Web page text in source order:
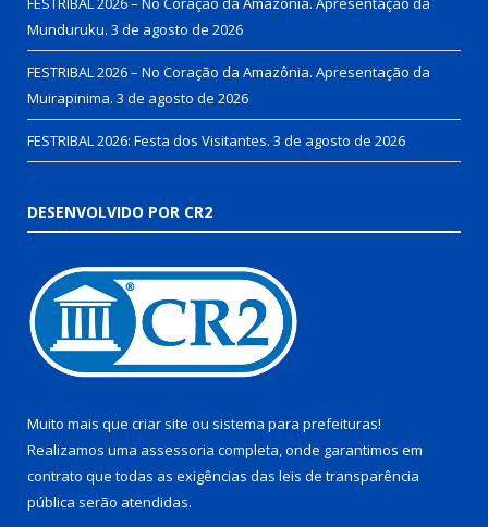
Munduruku. 3 de agosto de 2026
FESTRIBAL 2026 – No Coração da Amazônia. Apresentação da
Muirapinima. 3 de agosto de 2026
FESTRIBAL 2026: Festa dos Visitantes. 3 de agosto de 2026
DESENVOLVIDO POR CR2
Muito mais que criar site ou sistema para prefeituras!
Realizamos uma assessoria completa, onde garantimos em
contrato que todas as exigências das leis de transparência
pública serão atendidas.